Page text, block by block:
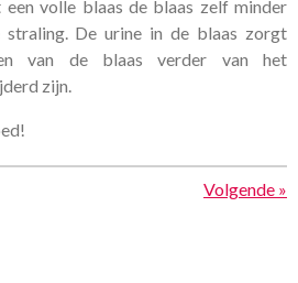
volle blaas de blaas zelf minder
De urine in de blaas zorgt
van de blaas verder van het
zijn.
Volgende »